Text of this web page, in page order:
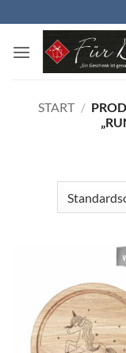
Inhalt
springen
START /